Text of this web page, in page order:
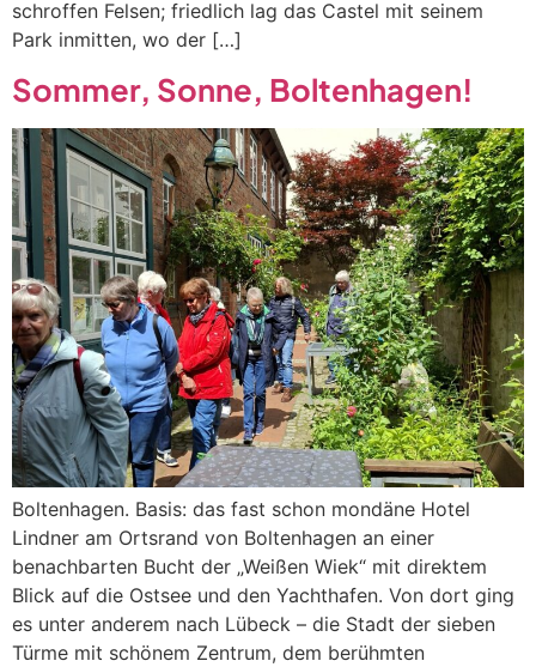
schroffen Felsen; friedlich lag das Castel mit seinem
Park inmitten, wo der […]
Sommer, Sonne, Boltenhagen!
Boltenhagen. Basis: das fast schon mondäne Hotel
Lindner am Ortsrand von Boltenhagen an einer
benachbarten Bucht der „Weißen Wiek“ mit direktem
Blick auf die Ostsee und den Yachthafen. Von dort ging
es unter anderem nach Lübeck – die Stadt der sieben
Türme mit schönem Zentrum, dem berühmten